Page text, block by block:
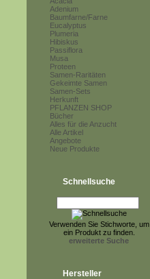
Adenium
Baumfarne/Farne
Eucalyptus
Plumeria
Hibiskus
Passiflora
Musa
Proteen
Samen-Raritäten
Gekeimte Samen
Samen-Sets
Herkunft
PFLANZEN SHOP
Bücher
Alles für die Anzucht
Alle Artikel
Angebote
Neue Produkte
Schnellsuche
Verwenden Sie Stichworte, um
ein Produkt zu finden.
erweiterte Suche
Hersteller